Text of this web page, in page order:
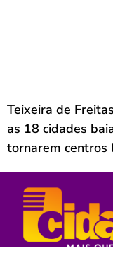
Teixeira de
as 18 cidades
tornarem centros